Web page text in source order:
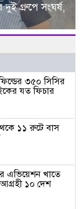
দুই গ্রুপে সংঘর্ষ,
৩৫০ সিসির
যত ফিচার
১১ রুটে বাস
এভিয়েশন খাতে
১০ দেশ